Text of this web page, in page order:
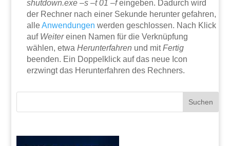
shutdown.exe –s –t 01 –feingeben. Dadurch wird
der Rechner nach einer Sekunde herunter gefahren,
alleAnwendungen werden geschlossen. Nach Klick
auf Weitereinen Namen für die Verknüpfung
wählen, etwaHerunterfahren und mitFertig
beenden. Ein Doppelklick auf das neue Icon
erzwingt das Herunterfahren des Rechners.